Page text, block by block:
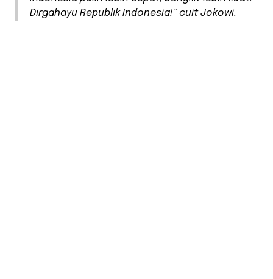
Dirgahayu Republik Indonesia!” cuit Jokowi.